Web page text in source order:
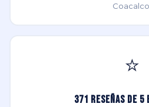
⭐
371 Reseñas de